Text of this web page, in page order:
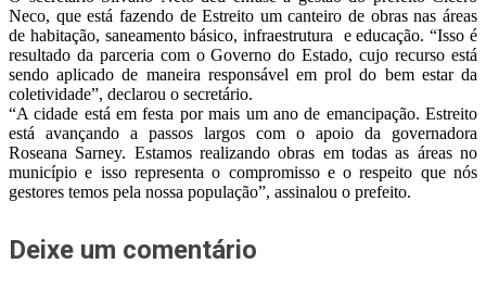
Neco, que está fazendo de Estreito um canteiro de obras nas áreas
de habitação, saneamento básico, infraestrutura e educação. “Isso é
resultado da parceria com o Governo do Estado, cujo recurso está
sendo aplicado de maneira responsável em prol do bem estar da
coletividade”, declarou o secretário.
“A cidade está em festa por mais um ano de emancipação. Estreito
está avançando a passos largos com o apoio da governadora
Roseana Sarney. Estamos realizando obras em todas as áreas no
município e isso representa o compromisso e o respeito que nós
gestores temos pela nossa população”, assinalou o prefeito.
Deixe um comentário